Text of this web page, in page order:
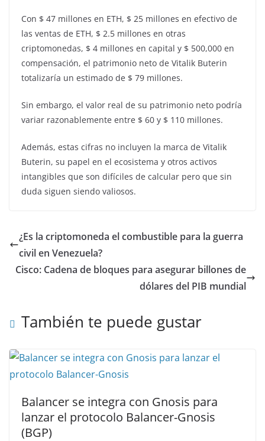
Con $ 47 millones en ETH, $ 25 millones en efectivo de
las ventas de ETH, $ 2.5 millones en otras
criptomonedas, $ 4 millones en capital y $ 500,000 en
compensación, el patrimonio neto de Vitalik Buterin
totalizaría un estimado de $ 79 millones.
Sin embargo, el valor real de su patrimonio neto podría
variar razonablemente entre $ 60 y $ 110 millones.
Además, estas cifras no incluyen la marca de Vitalik
Buterin, su papel en el ecosistema y otros activos
intangibles que son difíciles de calcular pero que sin
duda siguen siendo valiosos.
¿Es la criptomoneda el combustible para la guerra
civil en Venezuela?
Cisco: Cadena de bloques para asegurar billones de
dólares del PIB mundial
También te puede gustar
Balancer se integra con Gnosis para
lanzar el protocolo Balancer-Gnosis
(BGP)